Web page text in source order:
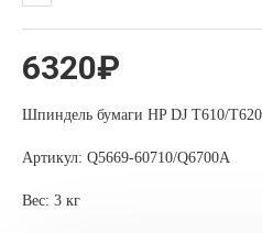
6320₽
Шпиндель бумаги HP DJ T610/
Артикул: Q5669-60710/Q6700A
Вес: 3 кг